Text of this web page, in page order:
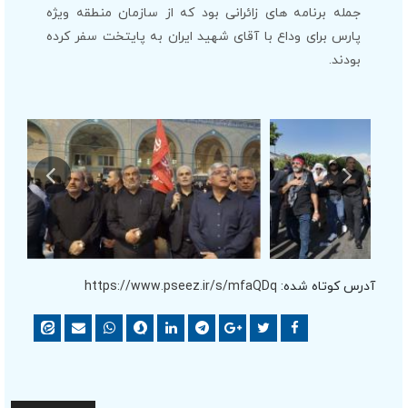
جمله برنامه های زائرانی بود که از سازمان منطقه ویژه
پارس برای وداع با آقای شهید ایران به پایتخت سفر کرده
بودند.
آدرس کوتاه شده: https://www.pseez.ir/s/mfaQDq